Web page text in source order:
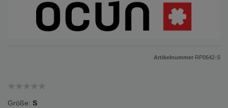
Artikelnummer RP0642-S
Größe: S